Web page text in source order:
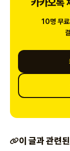
카카오톡
10명 무
이 글과 관련